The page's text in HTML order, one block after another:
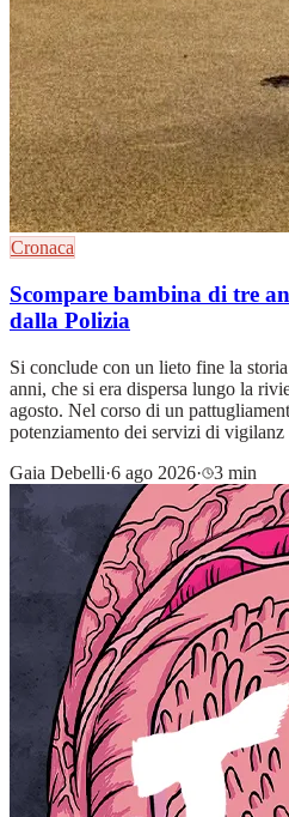
Cronaca
Scompare bambina di tre
dalla Polizia
Si conclude con un lieto fine la
anni, che si era dispersa lungo la
agosto. Nel corso di un
potenziamento dei servizi di vigilanz
Gaia Debelli·6 ago 2026· 3 min